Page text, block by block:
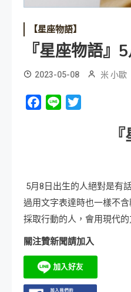
【星座物語】
『星座物語
2023-05-08 米 小歐
Facebook
Line
5月8日出生的人絕對是有
過用文字表達時也一樣不
採取行動的人，會用現代
關注贊新聞請加入